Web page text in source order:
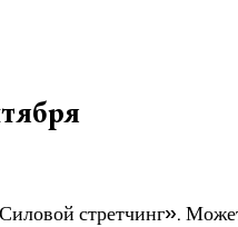
стретчинг».